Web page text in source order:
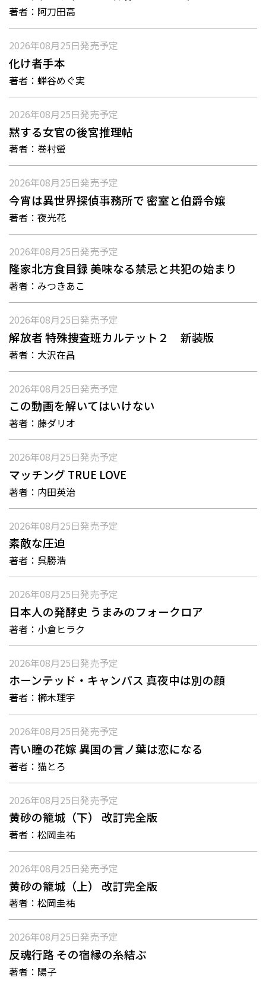
著者： 阿刀田高
2026年08月25日発売予定
化け者手本
著者： 蝉谷めぐ実
2026年08月25日発売予定
黙する女官の後宮推理帖
著者： 巻村螢
2026年08月25日発売予定
今宵は異世界探偵事務所で 密室と伯爵令嬢
著者： 夜光花
2026年08月25日発売予定
隆家北方食目録 美味なる禁忌と共犯の始まり
著者： みつきあこ
2026年08月25日発売予定
解放者 特殊捜査班カルテット２ 新装版
著者： 大沢在昌
2026年08月25日発売予定
この動画を解いてはいけない
著者： 藤ダリオ
2026年08月25日発売予定
マッチング TRUE LOVE
著者： 内田英治
2026年08月25日発売予定
素敵な圧迫
著者： 呉勝浩
2026年08月25日発売予定
日本人の発酵史 うまみのフォークロア
著者： 小倉ヒラク
2026年08月25日発売予定
ホーンテッド・キャンパス 真夜中は別の顔
著者： 櫛木理宇
2026年08月25日発売予定
青い瞳の花嫁 異国の言ノ葉は恋になる
著者： 猫とろ
2026年08月25日発売予定
黄砂の籠城（下） 改訂完全版
著者： 松岡圭祐
2026年08月25日発売予定
黄砂の籠城（上） 改訂完全版
著者： 松岡圭祐
2026年08月25日発売予定
反魂行路 その宿縁の糸結ぶ
著者： 陽子